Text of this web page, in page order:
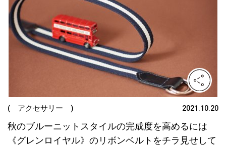
( アクセサリー ) 2021.10.20
秋のブルーニットスタイルの完成度を高めるには
《グレンロイヤル》のリボンベルトをチラ見せして